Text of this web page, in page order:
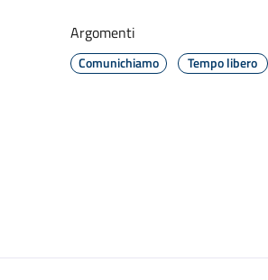
Argomenti
Comunichiamo Tempo libero